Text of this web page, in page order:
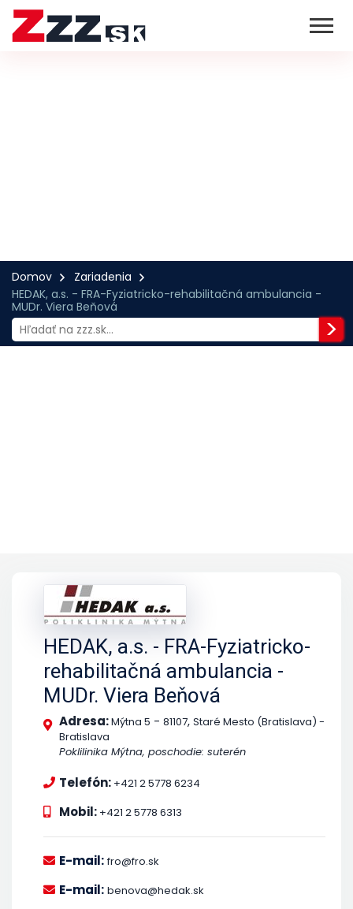
Domov
Zariadenia
HEDAK, a.s. - FRA-Fyziatricko-rehabilitačná ambulancia -
MUDr. Viera Beňová
HEDAK, a.s. - FRA-Fyziatricko-
rehabilitačná ambulancia -
MUDr. Viera Beňová
Adresa:Mýtna 5 - 81107, Staré Mesto (Bratislava) -
Bratislava
Poklilinika Mýtna, poschodie: suterén
Telefón: +421 2 5778 6234
Mobil: +421 2 5778 6313
E-mail: fro@fro.sk
E-mail: benova@hedak.sk